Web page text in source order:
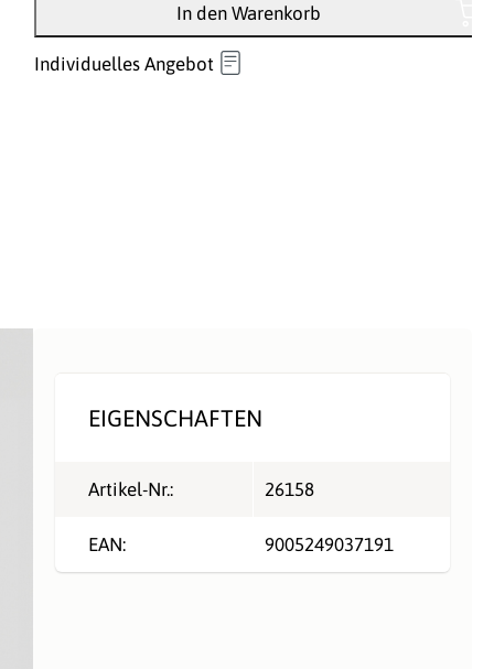
In den Warenkorb
Individuelles Angebot
EIGENSCHAFTEN
Artikel-Nr.: 26158
EAN: 9005249037191